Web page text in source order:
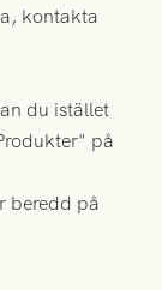
kontakta
du istället
på
beredd på